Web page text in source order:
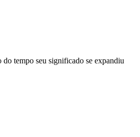
tempo seu significado se expandiu